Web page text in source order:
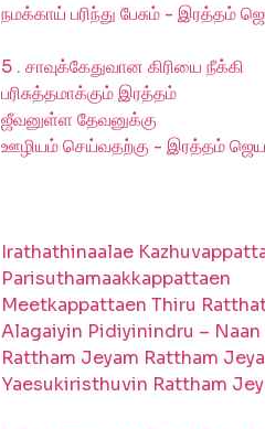
நமக்காய் பரிந்து பேசும் - இரத்தம்
5 . சாவுக்கேதுவான கிரியை நீக்கி
பரிசுத்தமாக்கும் இரத்தம்
ஜீவனுள்ள தேவனுக்கு
ஊழியம் செய்வதற்கு - இரத்தம்
Irathathinaalae
Parisuthamaakkappattaen
Meetkappattaen Thiru
Alagaiyin Pidiyinindru – Naan
Rattham Jeyam Rattham
Yaesukiristhuvin Rattham